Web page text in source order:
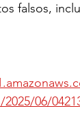
falsos,
06/